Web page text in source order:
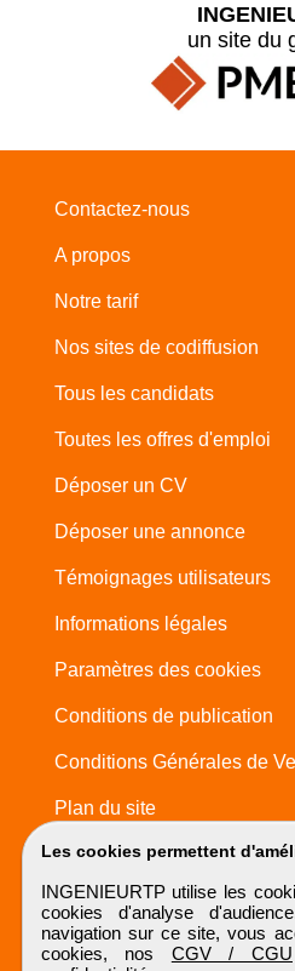
Les cookies permettent
INGENIEURTP utilise les
cookies d'analyse
navigation sur ce site, vous
cookies, nos CGV / CGU
un site du
Contactez-nous
A propos
Notre tarif
Nos sites de codiffusion
Tous les candidats
Toutes les offres d'emploi
Déposer un CV
Déposer une annonce
Témoignages utilisateurs
Informations légales
Paramètres des cookies
Conditions de publication
Conditions Générales de
Plan du site